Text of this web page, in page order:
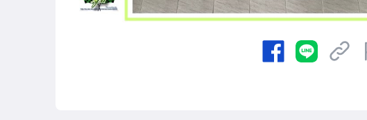
超薄型HID氙氣燈泡.大燈燈泡